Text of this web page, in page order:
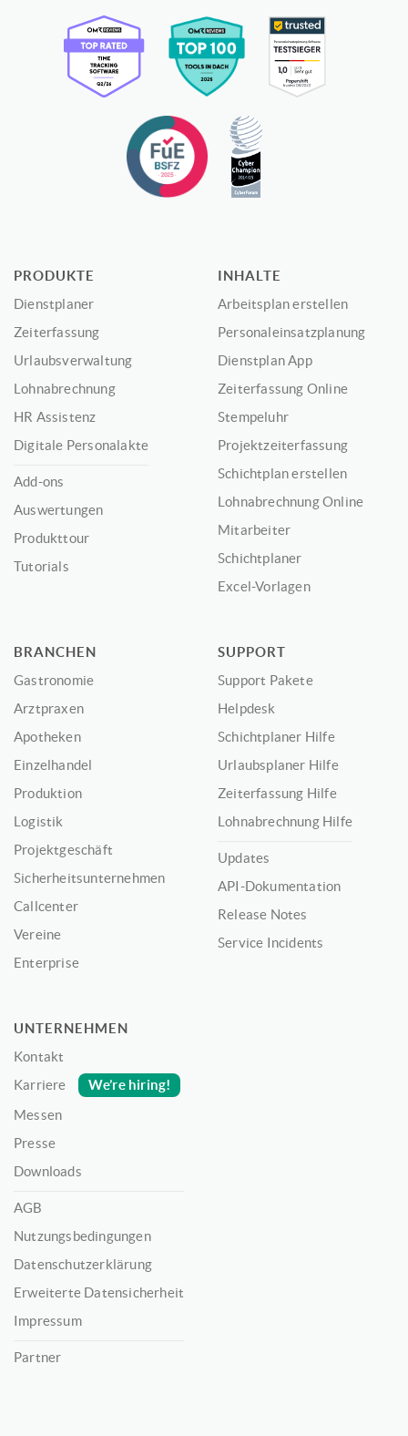
PRODUKTE
Dienstplaner
Zeiterfassung
Urlaubsverwaltung
Lohnabrechnung
HR Assistenz
Digitale Personalakte
Add-ons
Auswertungen
Produkttour
Tutorials
INHALTE
Arbeitsplan erstellen
Personaleinsatzplanung
Dienstplan App
Zeiterfassung Online
Stempeluhr
Projektzeiterfassung
Schichtplan erstellen
Lohnabrechnung Online
Mitarbeiter
Schichtplaner
Excel-Vorlagen
BRANCHEN
Gastronomie
Arztpraxen
Apotheken
Einzelhandel
Produktion
Logistik
Projektgeschäft
Sicherheitsunternehmen
Callcenter
Vereine
Enterprise
SUPPORT
Support Pakete
Helpdesk
Schichtplaner Hilfe
Urlaubsplaner Hilfe
Zeiterfassung Hilfe
Lohnabrechnung Hilfe
Updates
API-Dokumentation
Release Notes
Service Incidents
UNTERNEHMEN
Kontakt
Karriere
We’re hiring!
Messen
Presse
Downloads
AGB
Nutzungsbedingungen
Datenschutzerklärung
Erweiterte Datensicherheit
Impressum
Partner